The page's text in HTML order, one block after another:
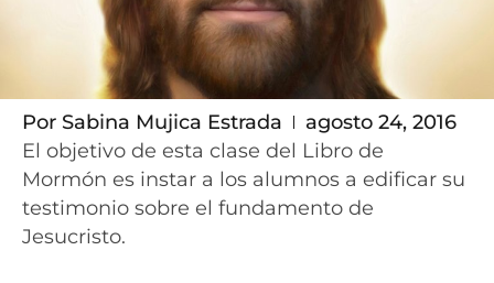
Por Sabina Mujica Estrada
agosto 24, 2016
El objetivo de esta clase del Libro de
Mormón es instar a los alumnos a edificar su
testimonio sobre el fundamento de
Jesucristo.